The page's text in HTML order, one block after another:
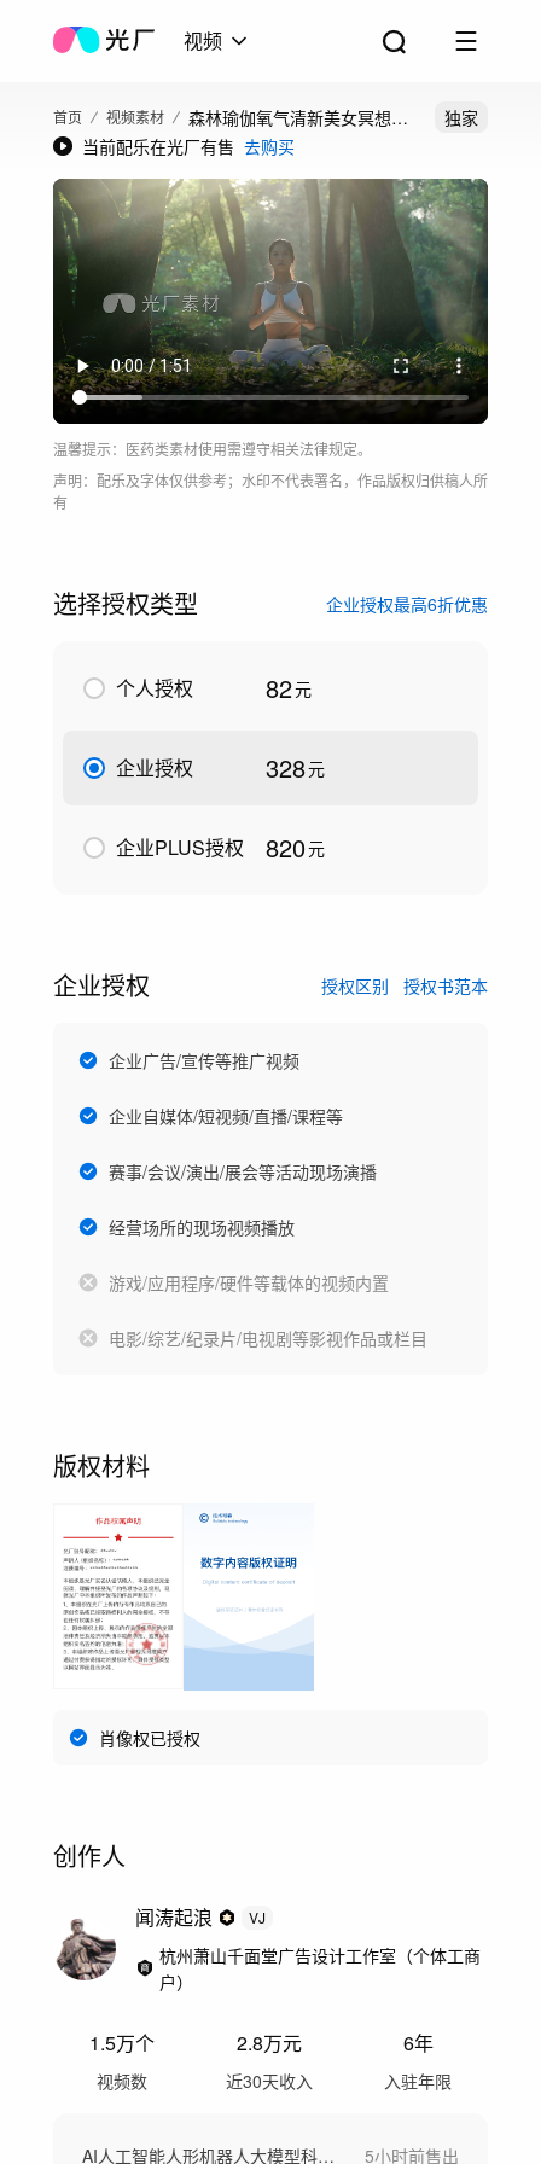
视频
首页 视频素材
森林瑜伽氧气清新美女冥想颂
钵户外自然瑜伽
独家
当前配乐在光厂有售 去购买
温馨提示：医药类素材使用需遵守相关法律规定。
声明：配乐及字体仅供参考；水印不代表署名，作品版权归供稿人所
有
选择授权类型 企业授权最高6折优惠
个人授权 82元
企业授权 328元
企业PLUS授权 820元
企业授权 授权区别 授权书范本
企业广告/宣传等推广视频
企业自媒体/短视频/直播/课程等
赛事/会议/演出/展会等活动现场演播
经营场所的现场视频播放
游戏/应用程序/硬件等载体的视频内置
电影/综艺/纪录片/电视剧等影视作品或栏目
版权材料
肖像权已授权
创作人
闻涛起浪 VJ
杭州萧山千面堂广告设计工作室（个体工商
户）
1.5万个
视频数
2.8万元
近30天收入
6年
入驻年限
AI人工智能人形机器人大模型科技智能设备 5小时前售出